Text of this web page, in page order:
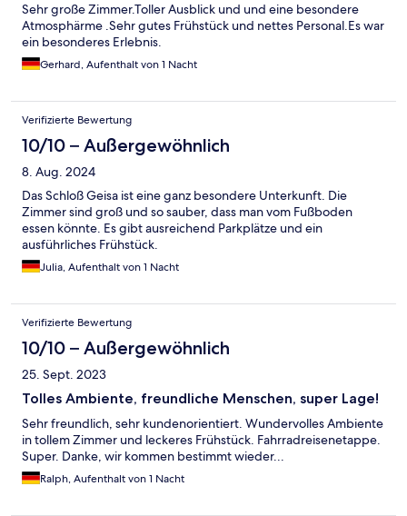
Sehr große Zimmer.Toller Ausblick und und eine besondere
Atmosphärme .Sehr gutes Frühstück und nettes Personal.Es war
ein besonderes Erlebnis.
Gerhard, Aufenthalt von 1 Nacht
Verifizierte Bewertung
10/10 – Außergewöhnlich
8. Aug. 2024
Das Schloß Geisa ist eine ganz besondere Unterkunft. Die
Zimmer sind groß und so sauber, dass man vom Fußboden
essen könnte. Es gibt ausreichend Parkplätze und ein
ausführliches Frühstück.
Julia, Aufenthalt von 1 Nacht
Verifizierte Bewertung
10/10 – Außergewöhnlich
25. Sept. 2023
Tolles Ambiente, freundliche Menschen, super Lage!
Sehr freundlich, sehr kundenorientiert. Wundervolles Ambiente
in tollem Zimmer und leckeres Frühstück. Fahrradreisenetappe.
Super. Danke, wir kommen bestimmt wieder...
Ralph, Aufenthalt von 1 Nacht